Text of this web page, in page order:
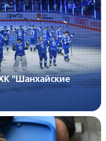
"Шанхайские